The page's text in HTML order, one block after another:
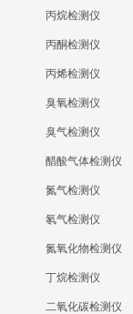
丙烷检测仪
丙酮检测仪
丙烯检测仪
臭氧检测仪
臭气检测仪
醋酸气体检测仪
氮气检测仪
氡气检测仪
氮氧化物检测仪
丁烷检测仪
二氧化碳检测仪